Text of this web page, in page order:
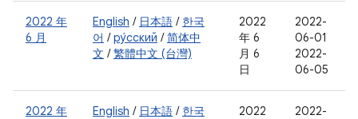
2022 年
6 月
English / 日本語 / 한국
어 /ру́сский /简体中
文 /繁體中文 (台灣)
2022
年 6
月 6
日
2022-
06-01
2022-
06-05
2022 年
English / 日本語 / 한국
2022
2022-